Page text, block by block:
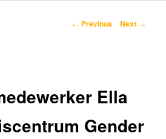
Post
← Previous Next →
Ella
Gender